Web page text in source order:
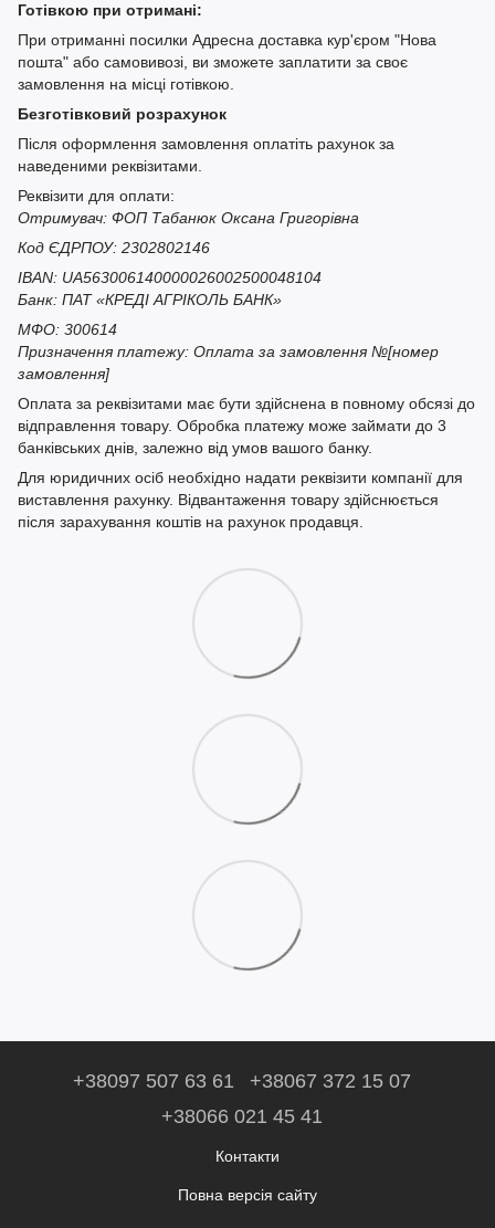
Готівкою при отримані:
При отриманні посилки Адресна доставка кур'єром "Нова
пошта" або самовивозі, ви зможете заплатити за своє
замовлення на місці готівкою.
Безготівковий розрахунок
Після оформлення замовлення оплатіть рахунок за
наведеними реквізитами.
Реквізити для оплати:
Отримувач: ФОП Табанюк Оксана Григорівна
Код ЄДРПОУ: 2302802146
IBAN: UA563006140000026002500048104
Банк: ПАТ «КРЕДІ АГРІКОЛЬ БАНК»
МФО: 300614
Призначення платежу: Оплата за замовлення №[номер
замовлення]
Оплата за реквізитами має бути здійснена в повному обсязі до
відправлення товару. Обробка платежу може займати до 3
банківських днів, залежно від умов вашого банку.
Для юридичних осіб необхідно надати реквізити компанії для
виставлення рахунку. Відвантаження товару здійснюється
після зарахування коштів на рахунок продавця.
+38097 507 63 61
+38067 372 15 07
+38066 021 45 41
Контакти
Повна версія сайту